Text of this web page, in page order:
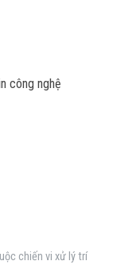
công nghệ
chiến vi xử lý trí